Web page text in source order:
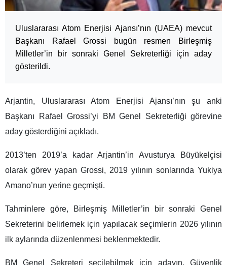
Uluslararası Atom Enerjisi Ajansı’nın (UAEA) mevcut
Başkanı Rafael Grossi bugün resmen Birleşmiş
Milletler’in bir sonraki Genel Sekreterliği için aday
gösterildi.
Arjantin, Uluslararası Atom Enerjisi Ajansı’nın şu anki
Başkanı Rafael Grossi’yi BM Genel Sekreterliği görevine
aday gösterdiğini açıkladı.
2013’ten 2019’a kadar Arjantin’in Avusturya Büyükelçisi
olarak görev yapan Grossi, 2019 yılının sonlarında Yukiya
Amano’nun yerine geçmişti.
Tahminlere göre, Birleşmiş Milletler’in bir sonraki Genel
Sekreterini belirlemek için yapılacak seçimlerin 2026 yılının
ilk aylarında düzenlenmesi beklenmektedir.
BM Genel Sekreteri seçilebilmek için adayın, Güvenlik